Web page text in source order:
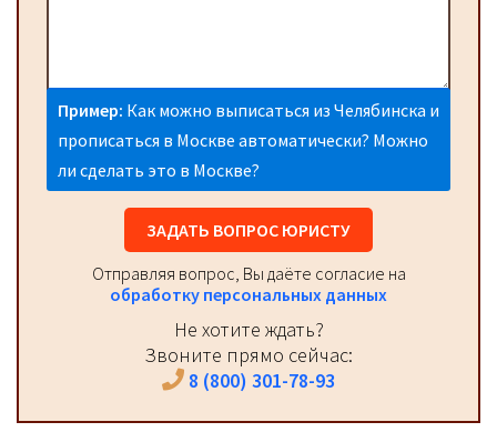
Пример: Как можно выписаться из Челябинска и
прописаться в Москве автоматически? Можно
ли сделать это в Москве?
ЗАДАТЬ ВОПРОС ЮРИСТУ
Отправляя вопрос, Вы даёте согласие на
обработку персональных данных
Не хотите ждать?
Звоните прямо сейчас:
8 (800) 301-78-93